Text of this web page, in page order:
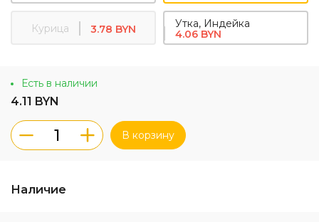
Курица 3.78 BYN
Утка, Индейка
4.06 BYN
Есть в наличии
4.11 BYN
В корзину
Наличие